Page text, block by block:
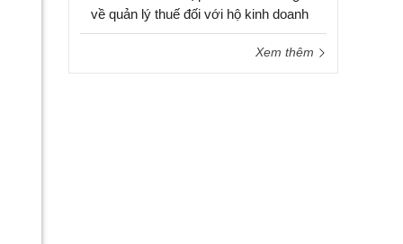
về quản lý thuế đối với hộ kinh doanh
Xem thêm